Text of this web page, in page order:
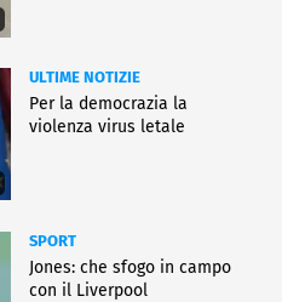
ULTIME NOTIZIE
Per la democrazia la
violenza virus letale
SPORT
Jones: che sfogo in campo
con il Liverpool